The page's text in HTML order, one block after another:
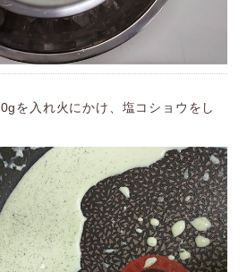
を入れ火にかけ、塩コショウをし